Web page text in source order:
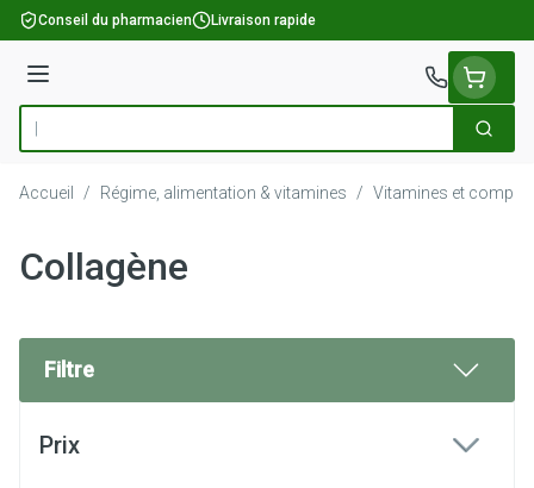
Aller au contenu
Conseil du pharmacien Livraison rapide
Menu
Rechercher
Accueil / Régime, alimentation & vitamines / Vitamines et
Collagène
Filtre
Prix